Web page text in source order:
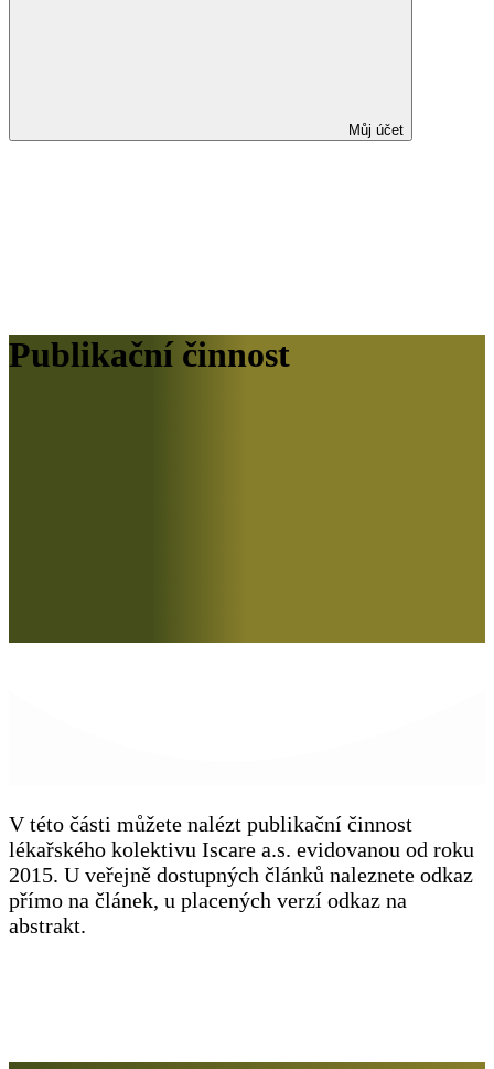
Můj účet
Publikační činnost
V této části můžete nalézt publikační činnost
lékařského kolektivu Iscare a.s. evidovanou od roku
2015. U veřejně dostupných článků naleznete odkaz
přímo na článek, u placených verzí odkaz na
abstrakt.